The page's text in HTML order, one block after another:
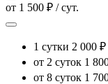
от 1 500 ₽ / сут.
1 сутки 2 000 ₽
от 2 суток 1
от 8 суток 1